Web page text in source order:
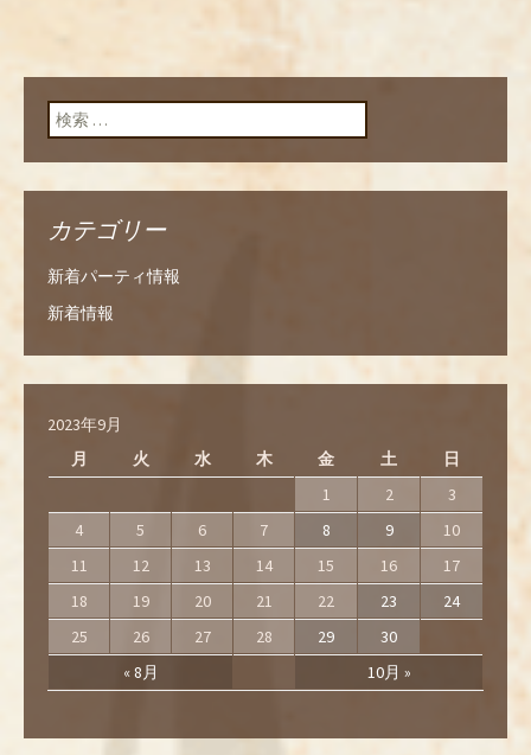
検索:
カテゴリー
新着パーティ情報
新着情報
2023年9月
月
火 水 木 金 土 日
« 8月 10月 »
1 2
3
4
5 6 7 8 9
10
11
12 13 14 15 16
17
18
19 20 21 22 23
24
25
26 27 28 29 30